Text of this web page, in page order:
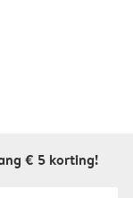
€ 5 korting!